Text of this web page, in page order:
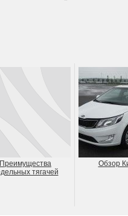
Преимущества
тягачей
Обзор